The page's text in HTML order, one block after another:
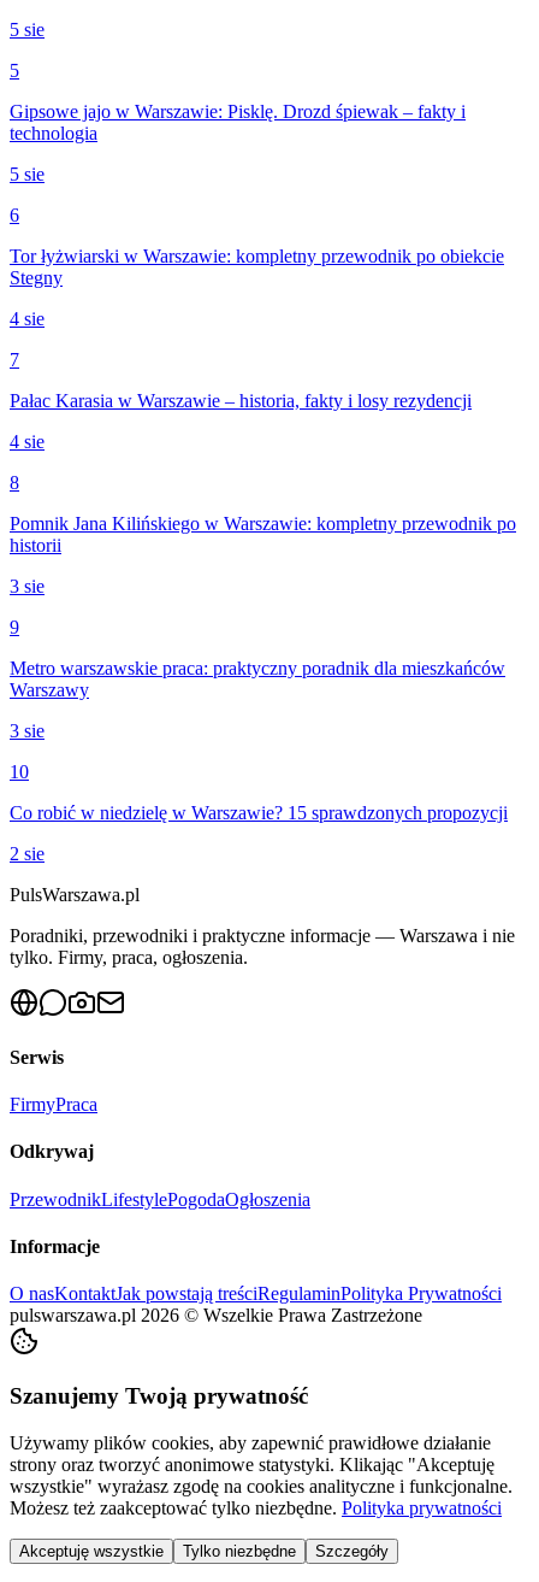
5 sie
5
Gipsowe jajo w Warszawie: Pisklę. Drozd śpiewak – fakty i
technologia
5 sie
6
Tor łyżwiarski w Warszawie: kompletny przewodnik po obiekcie
Stegny
4 sie
7
Pałac Karasia w Warszawie – historia, fakty i losy rezydencji
4 sie
8
Pomnik Jana Kilińskiego w Warszawie: kompletny przewodnik po
historii
3 sie
9
Metro warszawskie praca: praktyczny poradnik dla mieszkańców
Warszawy
3 sie
10
Co robić w niedzielę w Warszawie? 15 sprawdzonych propozycji
2 sie
PulsWarszawa.pl
Poradniki, przewodniki i praktyczne informacje — Warszawa i nie
tylko. Firmy, praca, ogłoszenia.
Serwis
FirmyPraca
Odkrywaj
PrzewodnikLifestylePogodaOgłoszenia
Informacje
O nasKontaktJak powstają treściRegulaminPolityka Prywatności
pulswarszawa.pl 2026 © Wszelkie Prawa Zastrzeżone
Szanujemy Twoją prywatność
Używamy plików cookies, aby zapewnić prawidłowe działanie
strony oraz tworzyć anonimowe statystyki. Klikając "Akceptuję
wszystkie" wyrażasz zgodę na cookies analityczne i funkcjonalne.
Możesz też zaakceptować tylko niezbędne. Polityka prywatności
Akceptuję wszystkie Tylko niezbędne Szczegóły